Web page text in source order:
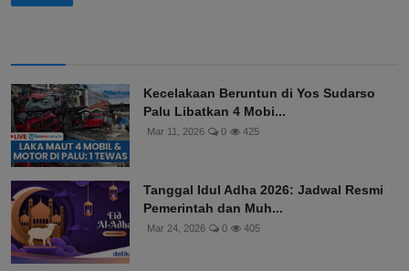
Kecelakaan Beruntun di Yos Sudarso
Palu Libatkan 4 Mobi...
Mar 11, 2026 0 425
Tanggal Idul Adha 2026: Jadwal Resmi
Pemerintah dan Muh...
Mar 24, 2026 0 405